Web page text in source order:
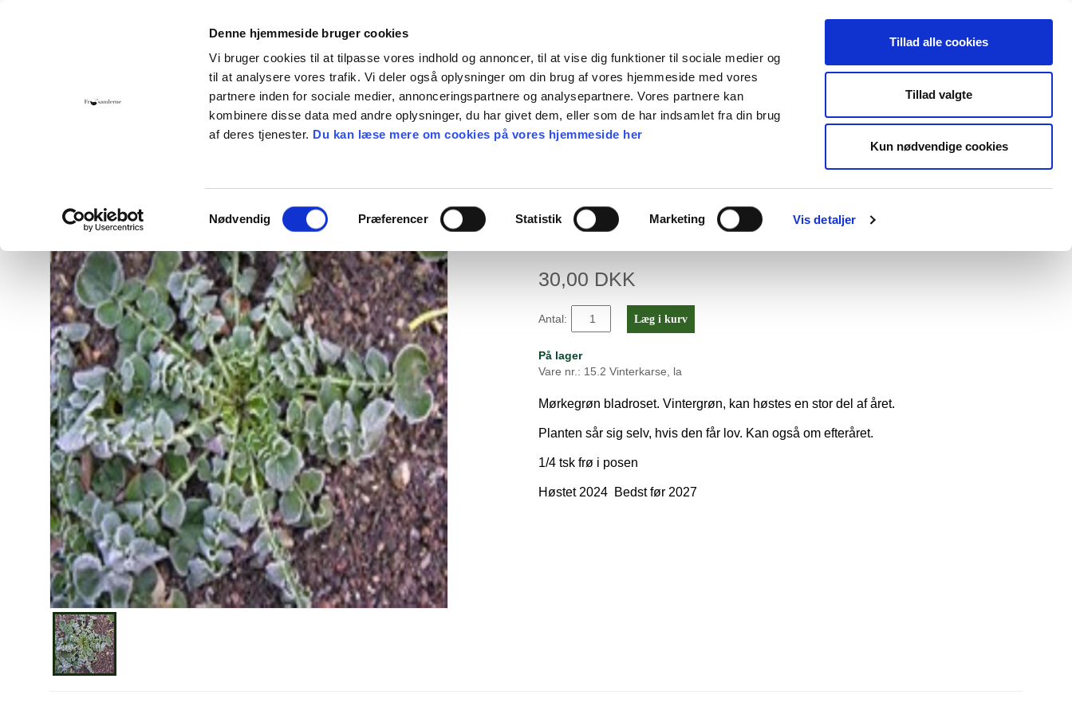
Denne hjemmeside bruger cookies
Vi bruger cookies til at tilpasse vores indhold og annoncer, til at vise dig funktioner til sociale medier og
til at analysere vores trafik. Vi deler også oplysninger om din brug af vores hjemmeside med vores
partnere inden for sociale medier, annonceringspartnere og analysepartnere. Vores partnere kan
kombinere disse data med andre oplysninger, du har givet dem, eller som de har indsamlet fra din brug
af deres tjenester. Du kan læse mere om cookies på vores hjemmeside her
Samtykkevalg
Nødvendig Præferencer Statistik Marketing Vis detaljer
Tillad alle cookies
Tillad valgte
Kun nødvendige cookies
KURV
0,00
Bliv medlem Giv en gave Find frø Webshop Nyheder Kalender Databasen
Viden om
Krydderurt 'Vinterkarse, langskulpet' (Barbarea verna) FS 0059
30,00 DKK
Antal: Læg i kurv
På lager
Vare nr.: 15.2 Vinterkarse, la
Mørkegrøn bladroset. Vintergrøn, kan høstes en stor del af året.
Planten sår sig selv, hvis den får lov. Kan også om efteråret.
1/4 tsk frø i posen
Høstet 2024 Bedst før 2027